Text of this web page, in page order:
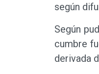
según
Según
cumbre
derivada